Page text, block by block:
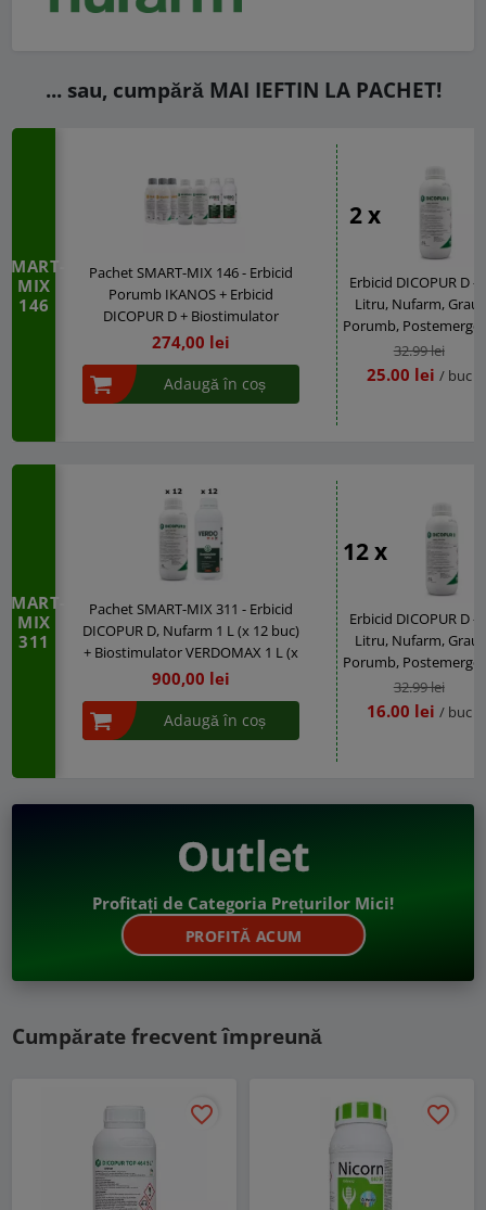
... sau, cumpără MAI IEFTIN LA PACHET!
SMART-
MIX
146
2 x
Erbicid DICOPUR D -
Litru, Nufarm, Grau,
Porumb,
32.99 lei
25.00 lei / buc
Pachet SMART-MIX 146 - Erbicid
Porumb IKANOS + Erbicid
DICOPUR D + Biostimulator
VERDOMAX, Doza pentru 2 Ha
274,00 lei
Adaugă în coș
SMART-
MIX
311
12 x
Erbicid DICOPUR D -
Litru, Nufarm, Grau,
Porumb,
32.99 lei
16.00 lei / buc
Pachet SMART-MIX 311 - Erbicid
DICOPUR D, Nufarm 1 L (x 12 buc)
+ Biostimulator VERDOMAX 1 L (x
12 buc)
900,00 lei
Adaugă în coș
Outlet
Profitați de Categoria Prețurilor Mici!
PROFITĂ ACUM
Cumpărate frecvent împreună
favorite_border favorite_border